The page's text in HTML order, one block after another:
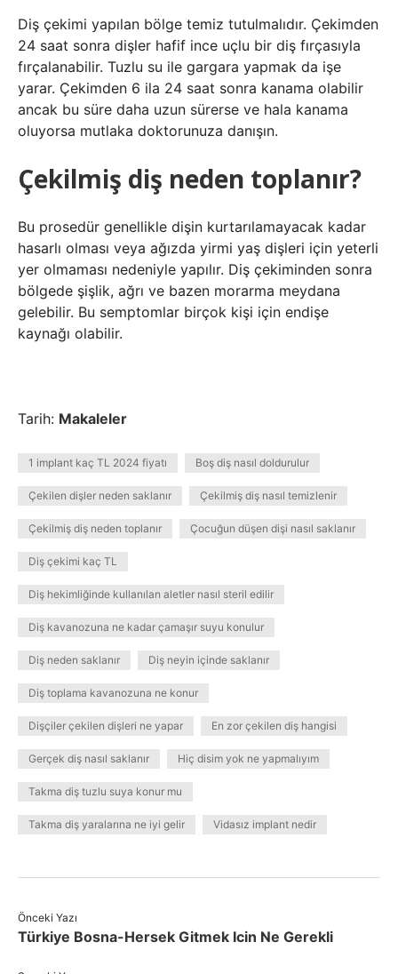
Diş çekimi yapılan bölge temiz tutulmalıdır. Çekimden
24 saat sonra dişler hafif ince uçlu bir diş fırçasıyla
fırçalanabilir. Tuzlu su ile gargara yapmak da işe
yarar. Çekimden 6 ila 24 saat sonra kanama olabilir
ancak bu süre daha uzun sürerse ve hala kanama
oluyorsa mutlaka doktorunuza danışın.
Çekilmiş diş neden toplanır?
Bu prosedür genellikle dişin kurtarılamayacak kadar
hasarlı olması veya ağızda yirmi yaş dişleri için yeterli
yer olmaması nedeniyle yapılır. Diş çekiminden sonra
bölgede şişlik, ağrı ve bazen morarma meydana
gelebilir. Bu semptomlar birçok kişi için endişe
kaynağı olabilir.
Tarih: Makaleler
1 implant kaç TL 2024 fiyatı Boş diş nasıl doldurulur
Çekilen dişler neden saklanır Çekilmiş diş nasıl temizlenir
Çekilmiş diş neden toplanır Çocuğun düşen dişi nasıl saklanır
Diş çekimi kaç TL
Diş hekimliğinde kullanılan aletler nasıl steril edilir
Diş kavanozuna ne kadar çamaşır suyu konulur
Diş neden saklanır Diş neyin içinde saklanır
Diş toplama kavanozuna ne konur
Dişçiler çekilen dişleri ne yapar En zor çekilen diş hangisi
Gerçek diş nasıl saklanır Hiç disim yok ne yapmalıyım
Takma diş tuzlu suya konur mu
Takma diş yaralarına ne iyi gelir Vidasız implant nedir
Önceki Yazı
Türkiye Bosna-Hersek Gitmek Icin Ne Gerekli